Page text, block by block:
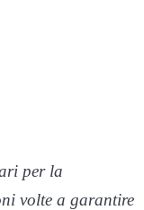
per la
volte a garantire